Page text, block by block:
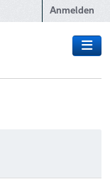
Anmelden